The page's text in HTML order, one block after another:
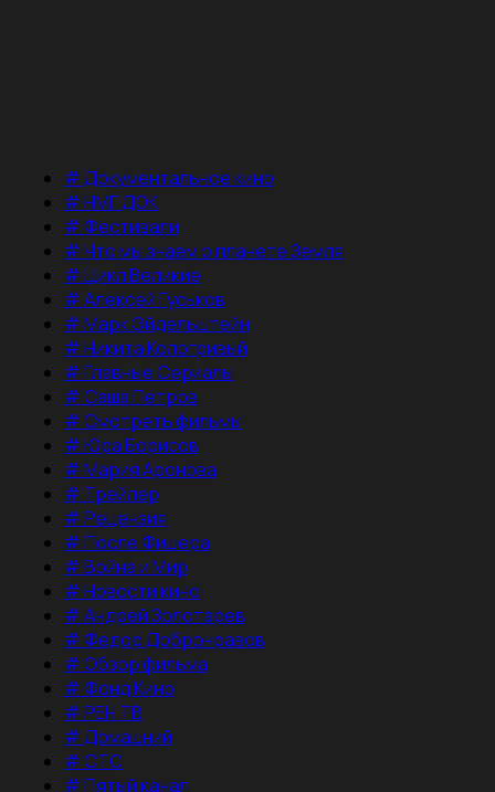
#Документальное кино
#НМГ ДОК
#Фестивали
#Что мы знаем о планете Земля
#Цикл Великие
#Алексей Гуськов
#Марк Эйдельштейн
#Никита Кологривый
#Главные Сериалы
#Саша Петров
#Смотреть фильмы
#Юра Борисов
#Мария Аронова
# Трейлер
#Рецензия
#После Фишера
#Война и Мир
#Новости кино
#Андрей Золотарев
#Федор Добронравов
#Обзор фильма
#Фонд Кино
#РЕН ТВ
#Домашний
#СТС
#Пятый канал